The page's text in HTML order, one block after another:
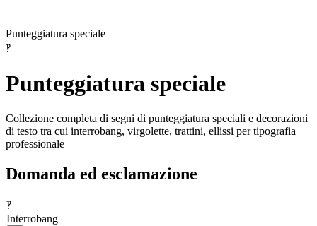
Punteggiatura speciale
‽
Punteggiatura speciale
Collezione completa di segni di punteggiatura speciali e decorazioni
di testo tra cui interrobang, virgolette, trattini, ellissi per tipografia
professionale
Domanda ed esclamazione
‽
Interrobang